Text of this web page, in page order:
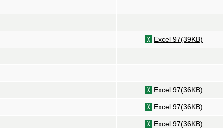
Excel 97(39KB)
Excel 97(36KB)
Excel 97(36KB)
Excel 97(36KB)